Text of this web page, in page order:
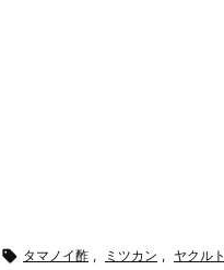
 タマノイ酢 , ミツカン , ヤクルト